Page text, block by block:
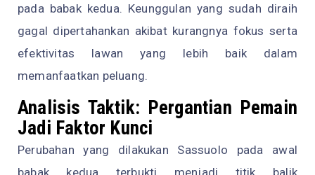
pada babak kedua. Keunggulan yang sudah diraih
gagal dipertahankan akibat kurangnya fokus serta
efektivitas lawan yang lebih baik dalam
memanfaatkan peluang.
Analisis Taktik: Pergantian Pemain
Jadi Faktor Kunci
Perubahan yang dilakukan Sassuolo pada awal